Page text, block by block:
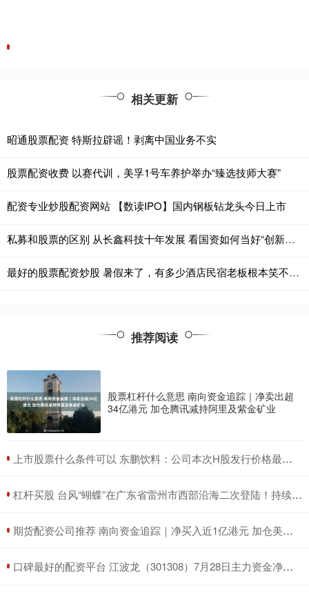
相关更新
昭通股票配资 特斯拉辟谣！剥离中国业务不实
股票配资收费 以赛代训，美孚1号车养护举办“臻选技师大赛”
配资专业炒股配资网站 【数读IPO】国内钢板钻龙头今日上市
私募和股票的区别 从长鑫科技十年发展 看国资如何当好“创新引路人”
最好的股票配资炒股 暑假来了，有多少酒店民宿老板根本笑不出来？
推荐阅读
股票杠杆什么意思 南向资金追踪｜净卖出超
34亿港元 加仓腾讯减持阿里及紫金矿业
​上市股票什么条件可以 东鹏饮料：公司本次H股发行价格最高不超过每股248港元
​杠杆买股 台风“蝴蝶”在广东省雷州市西部沿海二次登陆！持续输出强风雨！
​期货配资公司推荐 南向资金追踪｜净买入近1亿港元 加仓美团及中海油减持腾讯
​口碑最好的配资平台 江波龙（301308）7月28日主力资金净卖出2651.84万元